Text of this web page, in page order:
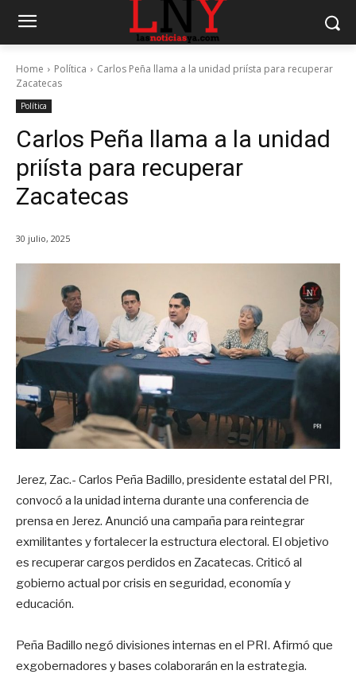
Home Política
Carlos Peña llama a la unidad priísta para recuperar
Zacatecas
Política
Carlos Peña llama a la unidad
priísta para recuperar
Zacatecas
30 julio, 2025
Jerez, Zac.- Carlos Peña Badillo, presidente estatal del PRI,
convocó a la unidad interna durante una conferencia de
prensa en Jerez. Anunció una campaña para reintegrar
exmilitantes y fortalecer la estructura electoral. El objetivo
es recuperar cargos perdidos en Zacatecas. Criticó al
gobierno actual por crisis en seguridad, economía y
educación.
Peña Badillo negó divisiones internas en el PRI. Afirmó que
exgobernadores y bases colaborarán en la estrategia.